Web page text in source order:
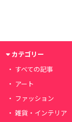
カテゴリー
すべての記事
アート
ファッション
雑貨・インテリア